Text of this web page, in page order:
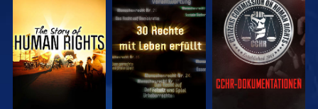
ANSEHEN ANSEHEN ANSEHEN